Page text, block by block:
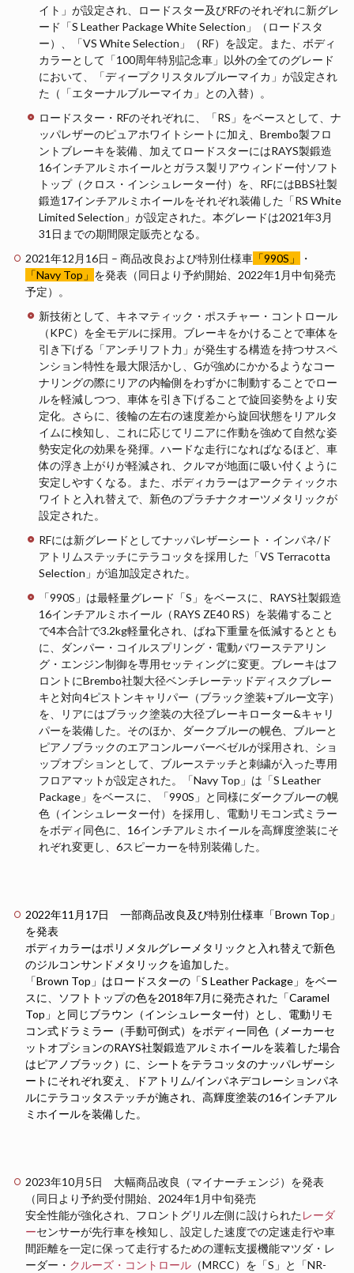
イト」が設定され、ロードスター及びRFのそれぞれに新グレ
ード「S Leather Package White Selection」（ロードスタ
ー）、「VS White Selection」（RF）を設定。また、ボディ
カラーとして「100周年特別記念車」以外の全てのグレード
において、「ディープクリスタルブルーマイカ」が設定され
た（「エターナルブルーマイカ」との入替）。
ロードスター・RFのそれぞれに、「RS」をベースとして、ナ
ッパレザーのピュアホワイトシートに加え、Brembo製フロ
ントブレーキを装備、加えてロードスターにはRAYS製鍛造
16インチアルミホイールとガラス製リアウィンドー付ソフト
トップ（クロス・インシュレーター付）を、RFにはBBS社製
鍛造17インチアルミホイールをそれぞれ装備した「RS White
Limited Selection」が設定された。本グレードは2021年3月
31日までの期間限定販売となる。
2021年12月16日 – 商品改良および特別仕様車 「990S」
・
「Navy Top」 を発表（同日より予約開始、2022年1月中旬発売
予定）。
新技術として、キネマティック・ポスチャー・コントロール
（KPC）を全モデルに採用。ブレーキをかけることで車体を
引き下げる「アンチリフト力」が発生する構造を持つサスペ
ンション特性を最大限活かし、Gが強めにかかるようなコー
ナリングの際にリアの内輪側をわずかに制動することでロー
ルを軽減しつつ、車体を引き下げることで旋回姿勢をより安
定化。さらに、後輪の左右の速度差から旋回状態をリアルタ
イムに検知し、これに応じてリニアに作動を強めて自然な姿
勢安定化の効果を発揮。ハードな走行になればなるほど、車
体の浮き上がりが軽減され、クルマが地面に吸い付くように
安定しやすくなる。また、ボディカラーはアークティックホ
ワイトと入れ替えで、新色のプラチナクオーツメタリックが
設定された。
RFには新グレードとしてナッパレザーシート・インパネ/ド
アトリムステッチにテラコッタを採用した「VS Terracotta
Selection」が追加設定された。
「990S」は最軽量グレード「S」をベースに、RAYS社製鍛造
16インチアルミホイール（RAYS ZE40 RS）を装備すること
で4本合計で3.2kg軽量化され、ばね下重量を低減するととも
に、ダンパー・コイルスプリング・電動パワーステアリン
グ・エンジン制御を専用セッティングに変更。ブレーキはフ
ロントにBrembo社製大径ベンチレーテッドディスクブレー
キと対向4ピストンキャリパー（ブラック塗装+ブルー文字）
を、リアにはブラック塗装の大径ブレーキローター&キャリ
パーを装備した。そのほか、ダークブルーの幌色、ブルーと
ピアノブラックのエアコンルーバーベゼルが採用され、ショ
ップオプションとして、ブルーステッチと刺繍が入った専用
フロアマットが設定された。「Navy Top」は「S Leather
Package」をベースに、「990S」と同様にダークブルーの幌
色（インシュレーター付）を採用し、電動リモコン式ミラー
をボディ同色に、16インチアルミホイールを高輝度塗装にそ
れぞれ変更し、6スピーカーを特別装備した。
2022年11月17日 一部商品改良及び特別仕様車「Brown Top」
を発表
ボディカラーはポリメタルグレーメタリックと入れ替えで新色
のジルコンサンドメタリックを追加した。
「Brown Top」はロードスターの「S Leather Package」をベー
スに、ソフトトップの色を2018年7月に発売された「Caramel
Top」と同じブラウン（インシュレーター付）とし、電動リモ
コン式ドラミラー（手動可倒式）をボディー同色（メーカーセ
ットオプションのRAYS社製鍛造アルミホイールを装着した場合
はピアノブラック）に、シートをテラコッタのナッパレザーシ
ートにそれぞれ変え、ドアトリム/インパネデコレーションパネ
ルにテラコッタステッチが施され、高輝度塗装の16インチアル
ミホイールを装備した。
2023年10月5日 大幅商品改良（マイナーチェンジ）を発表
（同日より予約受付開始、2024年1月中旬発売
安全性能が強化され、フロントグリル左側に設けられたレーダ
ーセンサーが先行車を検知し、設定した速度での定速走行や車
間距離を一定に保って走行するための運転支援機能マツダ・レ
ーダー・ クルーズ・コントロール （MRCC）を「S」と「NR-